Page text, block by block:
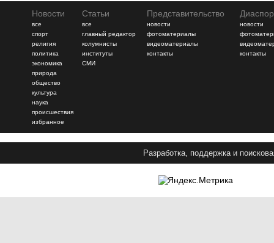
Новости
все
спорт
религия
политика
экономика
природа
общество
культура
наука
происшествия
избранное
Статьи
все
главный редактор
колумнисты
институты
СМИ
Представительство
новости
фотоматериалы
видеоматериалы
контакты
новости
контакты
Разработка, поддержка и